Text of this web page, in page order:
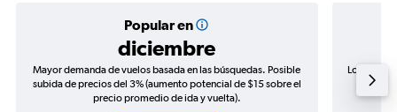
Popular en
diciembre
Mayor demanda de vuelos basada en las búsquedas. Posible
subida de precios del 3% (aumento potencial de $15 sobre el
precio promedio de ida y vuelta).
Los
de